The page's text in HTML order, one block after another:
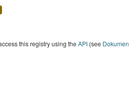
this registry using theAPI(see